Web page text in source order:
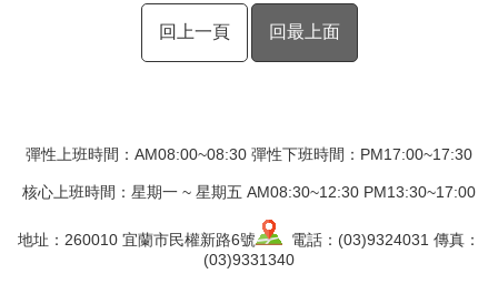
回上一頁 回最上面
彈性上班時間：AM08:00~08:30 彈性下班時間：PM17:00~17:30
核心上班時間：星期一 ~ 星期五 AM08:30~12:30 PM13:30~17:00
地址：260010 宜蘭市民權新路6號
電話：(03)9324031 傳真：
(03)9331340